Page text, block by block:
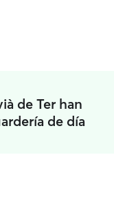
de Ter han
de día